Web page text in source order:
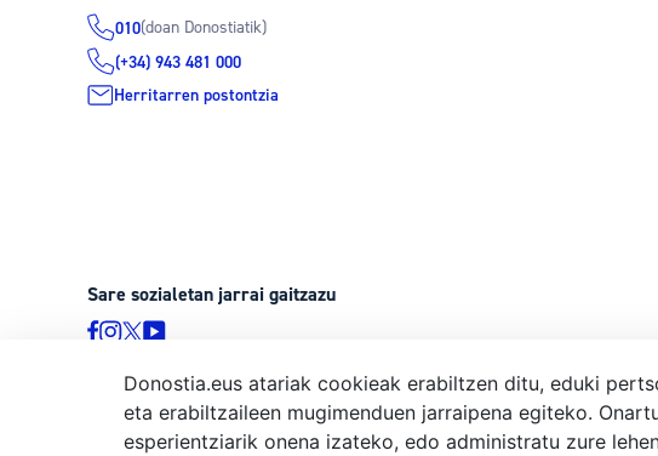
010(doan Donostiatik)
(+34) 943 481 000
Herritarren postontzia
Sare sozialetan jarrai gaitzazu
© Donostiako Udala, Ijentea 1, 20003 Donostia
Donostia.eus atariak cookieak erabiltzen ditu, eduki
eta erabiltzaileen mugimenduen jarraipena egiteko.
esperientziarik onena izateko, edo administratu zure